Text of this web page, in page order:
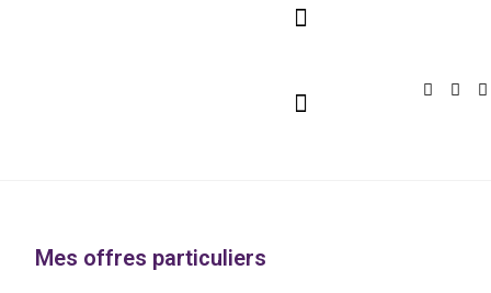
Mes offres particuliers